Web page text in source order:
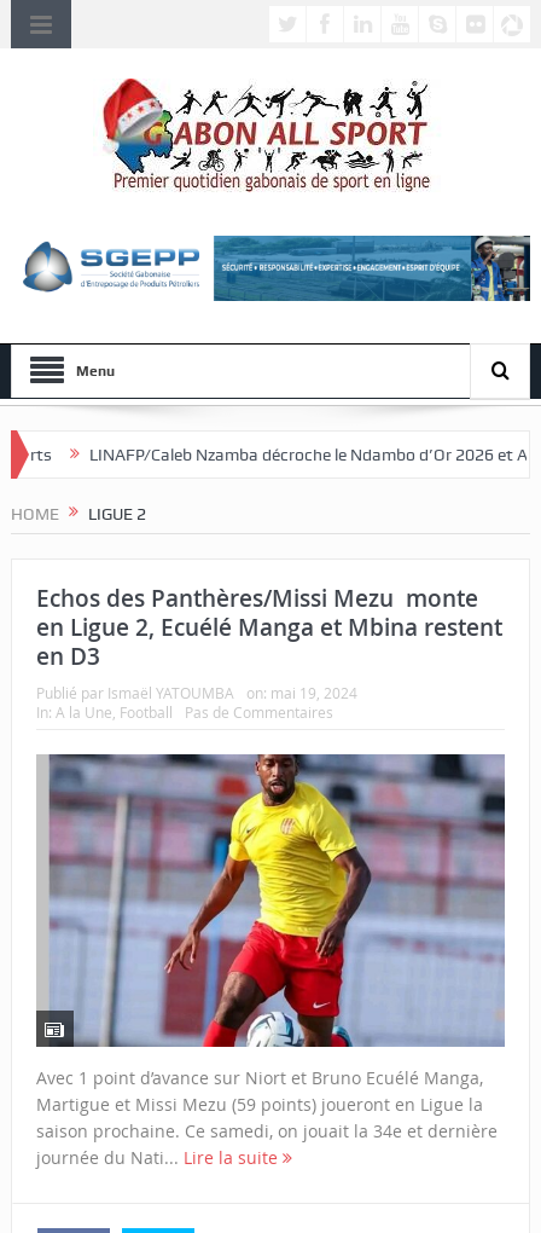
Menu
Nzamba décroche le Ndambo d’Or 2026 et Alain Djissikadié
HOME LIGUE 2
Echos des Panthères/Missi Mezu monte
en Ligue 2, Ecuélé Manga et Mbina restent
en D3
Publié par Ismaël YATOUMBA on: mai 19, 2024
In: A la Une Football Pas de Commentaires
Avec 1 point d’avance sur Niort et Bruno Ecuélé Manga,
Martigue et Missi Mezu (59 points) joueront en Ligue la
saison prochaine. Ce samedi, on jouait la 34e et dernière
journée du Nati... Lire la suite